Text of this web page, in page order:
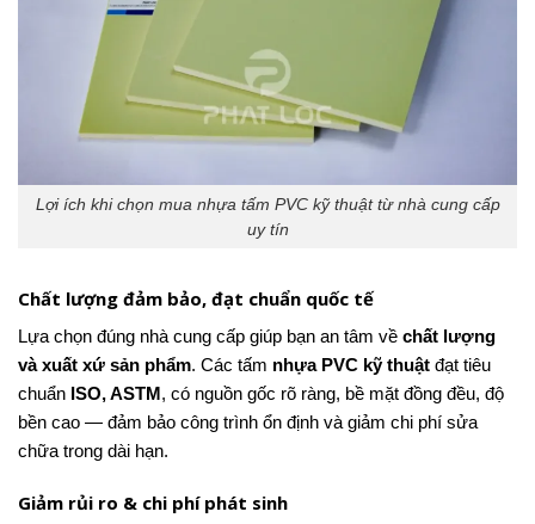
Lợi ích khi chọn mua nhựa tấm PVC kỹ thuật từ nhà cung cấp
uy tín
Chất lượng đảm bảo, đạt chuẩn quốc tế
Lựa chọn đúng nhà cung cấp giúp bạn an tâm về chất lượng
và xuất xứ sản phẩm. Các tấm nhựa PVC kỹ thuật đạt tiêu
chuẩn ISO, ASTM, có nguồn gốc rõ ràng, bề mặt đồng đều, độ
bền cao — đảm bảo công trình ổn định và giảm chi phí sửa
chữa trong dài hạn.
Giảm rủi ro & chi phí phát sinh